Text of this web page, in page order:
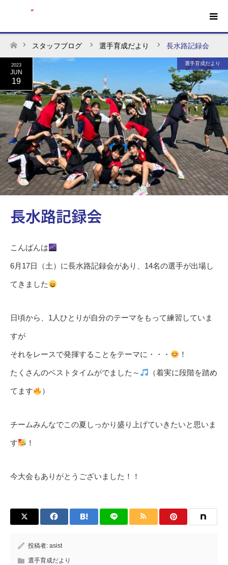
ホーム
スタッフブログ 選手育成だより 長水路記録会
2023
JUN
19
選手育成だより
長水路記録会
こんばんは
6月17日（土）に長水路記録会があり、14名の選手が出場し
てきました
日頃から、1人ひとりが自分のテーマをもって練習していま
すが
それをレースで発揮することをテーマに・・・ ！
たくさんのベストタイムがでました～ （着実に段階を踏め
てます ）
チームみんなでこの夏しっかり盛り上げていきたいと思いま
す ！
今大会もありがとうございました！！
投稿者: asist
選手育成だより